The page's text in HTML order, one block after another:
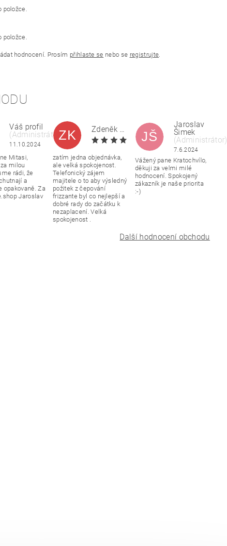
položce.
položce.
hodnocení. Prosím přihlaste se nebo se registrujte
Váš profil
(Administrátor)
11.10.2024
Mitasi,
milou
rádi, že
a
opakovaně. Za
Jaroslav
ZK
Zdeněk Kratochvíla
| 6.6.2024
zatím jedna objednávka,
ale velká spokojenost.
Telefonický zájem
majitele o to aby výsledný
požitek z čepování
frizzante byl co nejlepší a
dobré rady do začátku k
nezaplacení. Velká
spokojenost .
JŠ
Jaroslav
Šimek
(Administrátor)
7.6.2024
Vážený pane Kratochvílo,
děkuji za velmi milé
hodnocení. Spokojený
zákazník je naše priorita
:-)
Další hodnocení obchodu